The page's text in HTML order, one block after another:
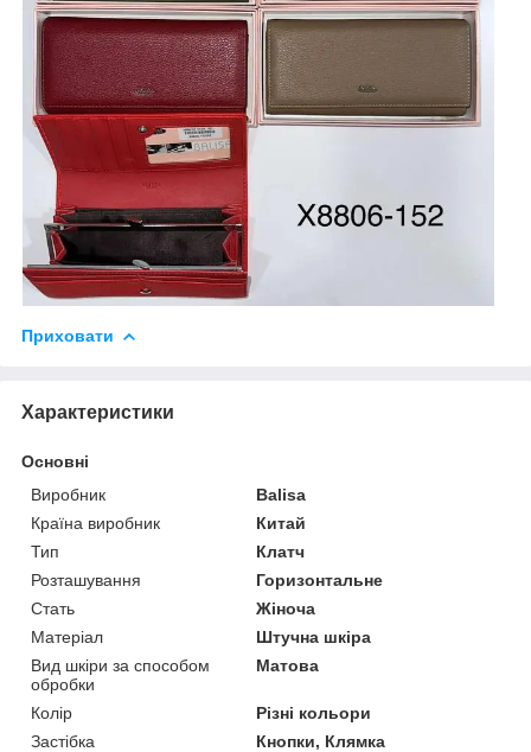
Приховати
Характеристики
Основні
Виробник
Balisa
Країна виробник
Китай
Тип
Клатч
Розташування
Горизонтальне
Стать
Жіноча
Матеріал
Штучна шкіра
Вид шкіри за способом
обробки
Матова
Колір
Різні кольори
Застібка
Кнопки, Клямка